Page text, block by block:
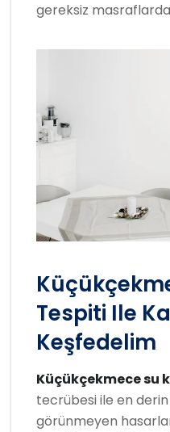
gereksiz
Tespiti Ile
Keşfedelim
Küçükçekmece su
tecrübesi ile en
görünmeyen